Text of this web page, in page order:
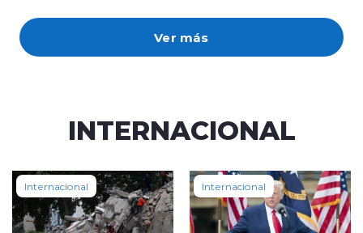
Ver más
INTERNACIONAL
Internacional Internacional